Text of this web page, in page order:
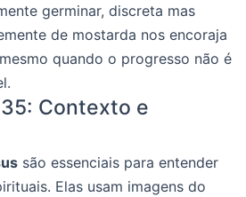
germinar, discreta mas
de mostarda nos encoraja
quando o progresso não é
Contexto e
são essenciais para entender
Elas usam imagens do